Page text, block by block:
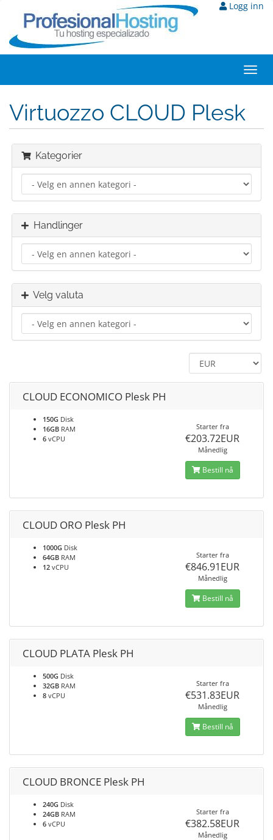
Logg inn
Virtuozzo CLOUD Plesk
Kategorier
Handlinger
Velg valuta
CLOUD ECONOMICO Plesk PH
150G Disk
16GB RAM
6 vCPU
Starter fra
€203.72EUR
Månedlig
Bestill nå
CLOUD ORO Plesk PH
1000G Disk
64GB RAM
12 vCPU
Starter fra
€846.91EUR
Månedlig
Bestill nå
CLOUD PLATA Plesk PH
500G Disk
32GB RAM
8 vCPU
Starter fra
€531.83EUR
Månedlig
Bestill nå
CLOUD BRONCE Plesk PH
240G Disk
24GB RAM
6 vCPU
Starter fra
€382.58EUR
Månedlig